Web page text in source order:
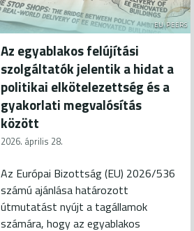
EU PEERS
Az egyablakos felújítási
szolgáltatók jelentik a hidat a
politikai elkötelezettség és a
gyakorlati megvalósítás
között
2026. április 28.
Az Európai Bizottság (EU) 2026/536
számú ajánlása határozott
útmutatást nyújt a tagállamok
számára, hogy az egyablakos